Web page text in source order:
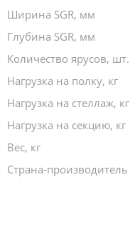
Ширина SGR, мм
Глубина SGR, мм
Количество ярусов, шт.
Нагрузка на полку, кг
Нагрузка на стеллаж, кг
Нагрузка на секцию, кг
Вес, кг
Страна-производитель